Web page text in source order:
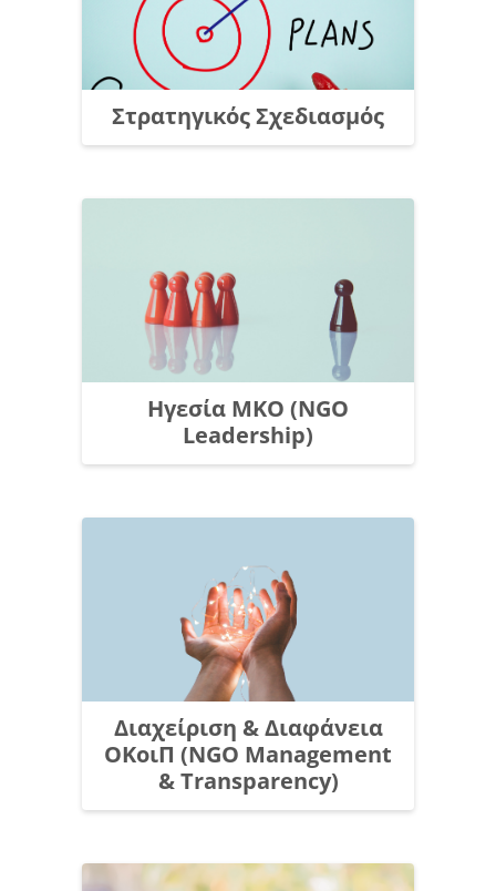
Στρατηγικός Σχεδιασμός
Ηγεσία ΜΚΟ (NGO
Leadership)
Διαχείριση & Διαφάνεια
ΟΚοιΠ (NGO Management
& Transparency)